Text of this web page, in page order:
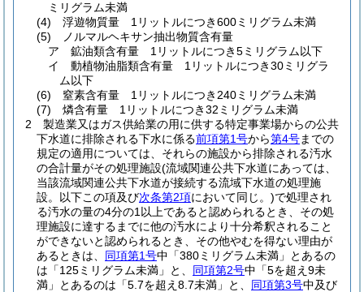
ミリグラム未満
(4)
浮遊物質量 1リットルにつき600ミリグラム未満
(5)
ノルマルヘキサン抽出物質含有量
ア
鉱油類含有量 1リットルにつき5ミリグラム以下
イ
動植物油脂類含有量 1リットルにつき30ミリグラ
ム以下
(6)
窒素含有量 1リットルにつき240ミリグラム未満
(7)
燐含有量 1リットルにつき32ミリグラム未満
2
製造業又はガス供給業の用に供する特定事業場からの公共
下水道に排除される下水に係る前項第1号から第4号までの
規定の適用については、それらの施設から排除される汚水
の合計量がその処理施設(流域関連公共下水道にあっては、
当該流域関連公共下水道が接続する流域下水道の処理施
設。以下この項及び次条第2項において同じ。)で処理され
る汚水の量の4分の1以上であると認められるとき、その処
理施設に達するまでに他の汚水により十分希釈されること
ができないと認められるとき、その他やむを得ない理由が
あるときは、 同項第1号中「380ミリグラム未満」とあるの
は「125ミリグラム未満」と、 同項第2号中「5を超え9未
満」とあるのは「5.7を超え8.7未満」と、 同項第3号中及び